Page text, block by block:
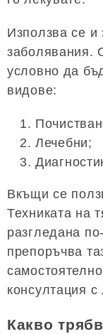
Използва се и
заболявания.
условно да
видове:
Лечебни;
Вкъщи се
Техниката на
разгледана
препоръчва
консултация с
Какво